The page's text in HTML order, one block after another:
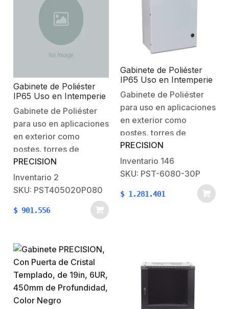
2.22kgDimensiones:
300 x 400 x 200 mm
(ancho x…
3.27kg.Dimensiones:
400 x 500 x 200 mm
Gabinete de Poliéster
IP65 Uso en Intemperie
(400 x 500 x 200 mm)
con Placa Trasera
Interior (Incluye Chapa,
montaje de poste y
Llave).
Gabinete de Poliéster
para uso en aplicaciones
en exterior como
postes, torres de
telecomunicación o
pared donde no se
cuente con protección
excesivo. Características
proteción: IP65.Material
de placa interna:
Poliéster.Peso:
3.27kg.Dimensiones:
400 x 500 x 200 mm
PRECISION
Inventario 2
SKU: PST405020P080
$ 901.556
Gabinete de Poliéster
IP65 Uso en Intemperie
(600 x 800 x 300 mm)
con Placa Trasera
Interior (Incluye Chapa
y Llave).
Gabinete de Poliéster
para uso en aplicaciones
en exterior como
postes, torres de
telecomunicación o
pared donde no se
cuente con protección
excesivo. Características
Poliéster.Peso:
9.34kg.Dimensiones:
600 x 800 x 300 mm
PRECISION
Inventario 146
SKU: PST-6080-30P
$ 1.281.401